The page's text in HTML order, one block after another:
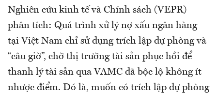
Nghiên cứu kinh tế và Chính sách (VEPR)
phân tích: Quá trình xử lý nợ xấu ngân hàng
tại Việt Nam chỉ sử dụng trích lập dự phòng và
“câu giờ”, chờ thị trường tài sản phục hồi để
thanh lý tài sản qua VAMC đã bộc lộ không ít
nhược điểm. Đó là, muốn có trích lập dự phòng